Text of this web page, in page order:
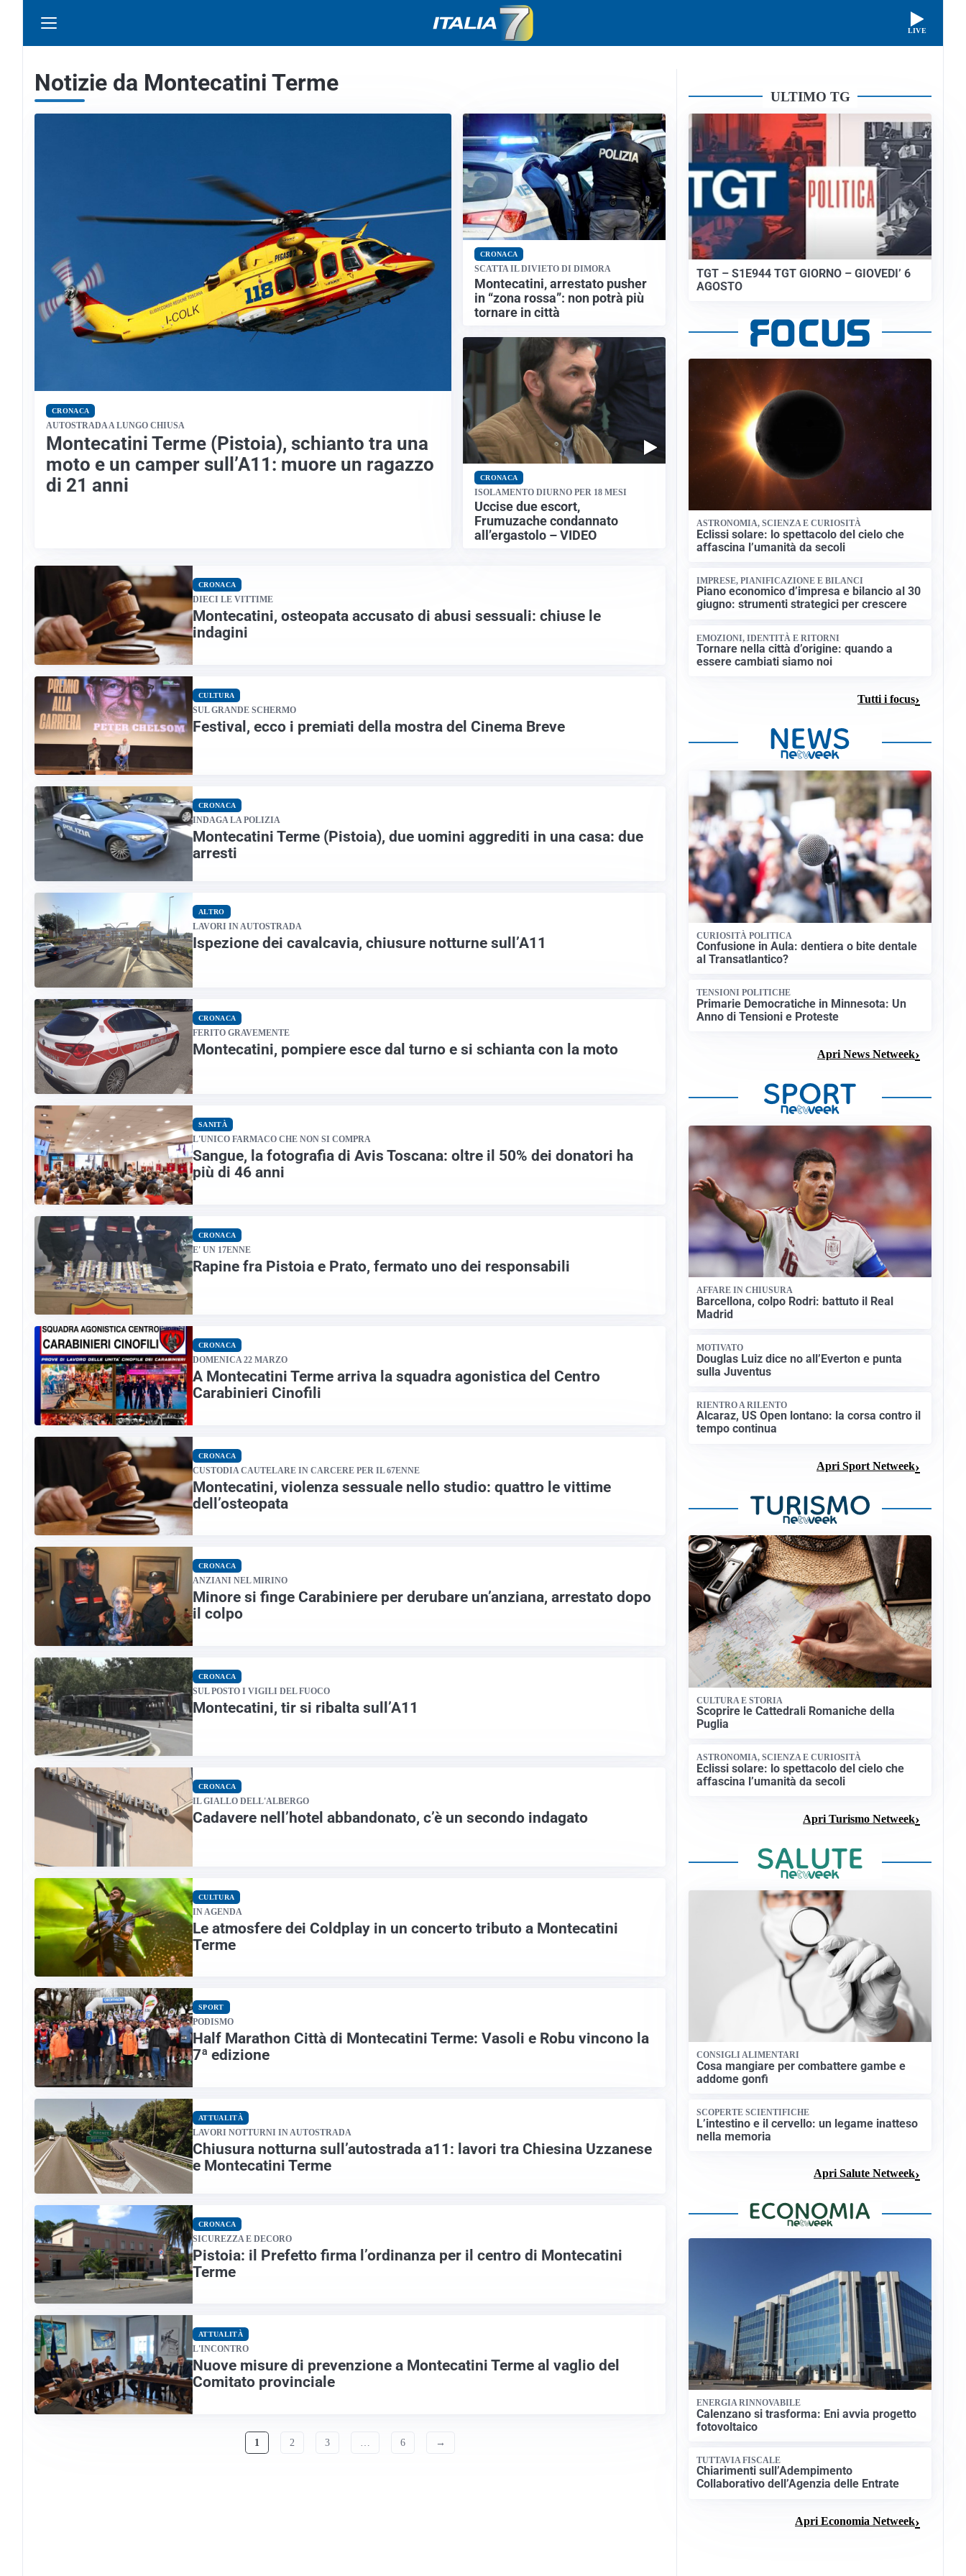
LIVE
Notizie da Montecatini Terme
CRONACA
AUTOSTRADA A LUNGO CHIUSA
Montecatini Terme (Pistoia), schianto tra una
moto e un camper sull’A11: muore un ragazzo
di 21 anni
CRONACA
SCATTA IL DIVIETO DI DIMORA
Montecatini, arrestato pusher
in “zona rossa”: non potrà più
tornare in città
CRONACA
ISOLAMENTO DIURNO PER 18 MESI
Uccise due escort,
Frumuzache condannato
all’ergastolo – VIDEO
CRONACA
DIECI LE VITTIME
Montecatini, osteopata accusato di abusi sessuali: chiuse le
indagini
CULTURA
SUL GRANDE SCHERMO
Festival, ecco i premiati della mostra del Cinema Breve
CRONACA
INDAGA LA POLIZIA
Montecatini Terme (Pistoia), due uomini aggrediti in una casa: due
arresti
ALTRO
LAVORI IN AUTOSTRADA
Ispezione dei cavalcavia, chiusure notturne sull’A11
CRONACA
FERITO GRAVEMENTE
Montecatini, pompiere esce dal turno e si schianta con la moto
SANITÀ
L'UNICO FARMACO CHE NON SI COMPRA
Sangue, la fotografia di Avis Toscana: oltre il 50% dei donatori ha
più di 46 anni
CRONACA
E' UN 17ENNE
Rapine fra Pistoia e Prato, fermato uno dei responsabili
CRONACA
DOMENICA 22 MARZO
A Montecatini Terme arriva la squadra agonistica del Centro
Carabinieri Cinofili
CRONACA
CUSTODIA CAUTELARE IN CARCERE PER IL 67ENNE
Montecatini, violenza sessuale nello studio: quattro le vittime
dell’osteopata
CRONACA
ANZIANI NEL MIRINO
Minore si finge Carabiniere per derubare un’anziana, arrestato dopo
il colpo
CRONACA
SUL POSTO I VIGILI DEL FUOCO
Montecatini, tir si ribalta sull’A11
CRONACA
IL GIALLO DELL'ALBERGO
Cadavere nell’hotel abbandonato, c’è un secondo indagato
CULTURA
IN AGENDA
Le atmosfere dei Coldplay in un concerto tributo a Montecatini
Terme
SPORT
PODISMO
Half Marathon Città di Montecatini Terme: Vasoli e Robu vincono la
7ª edizione
ATTUALITÀ
LAVORI NOTTURNI IN AUTOSTRADA
Chiusura notturna sull’autostrada a11: lavori tra Chiesina Uzzanese
e Montecatini Terme
CRONACA
SICUREZZA E DECORO
Pistoia: il Prefetto firma l’ordinanza per il centro di Montecatini
Terme
ATTUALITÀ
L'INCONTRO
Nuove misure di prevenzione a Montecatini Terme al vaglio del
Comitato provinciale
1 2 3 6 →
ULTIMO TG
TGT – S1E944 TGT GIORNO – GIOVEDI’ 6
AGOSTO
ASTRONOMIA, SCIENZA E CURIOSITÀ
Eclissi solare: lo spettacolo del cielo che
affascina l’umanità da secoli
IMPRESE, PIANIFICAZIONE E BILANCI
Piano economico d’impresa e bilancio al 30
giugno: strumenti strategici per crescere
EMOZIONI, IDENTITÀ E RITORNI
Tornare nella città d’origine: quando a
essere cambiati siamo noi
Tutti i focus
CURIOSITÀ POLITICA
Confusione in Aula: dentiera o bite dentale
al Transatlantico?
TENSIONI POLITICHE
Primarie Democratiche in Minnesota: Un
Anno di Tensioni e Proteste
Apri News Netweek
AFFARE IN CHIUSURA
Barcellona, colpo Rodri: battuto il Real
Madrid
MOTIVATO
Douglas Luiz dice no all’Everton e punta
sulla Juventus
RIENTRO A RILENTO
Alcaraz, US Open lontano: la corsa contro il
tempo continua
Apri Sport Netweek
CULTURA E STORIA
Scoprire le Cattedrali Romaniche della
Puglia
ASTRONOMIA, SCIENZA E CURIOSITÀ
Eclissi solare: lo spettacolo del cielo che
affascina l’umanità da secoli
Apri Turismo Netweek
CONSIGLI ALIMENTARI
Cosa mangiare per combattere gambe e
addome gonfi
SCOPERTE SCIENTIFICHE
L’intestino e il cervello: un legame inatteso
nella memoria
Apri Salute Netweek
ENERGIA RINNOVABILE
Calenzano si trasforma: Eni avvia progetto
fotovoltaico
TUTTAVIA FISCALE
Chiarimenti sull’Adempimento
Collaborativo dell’Agenzia delle Entrate
Apri Economia Netweek